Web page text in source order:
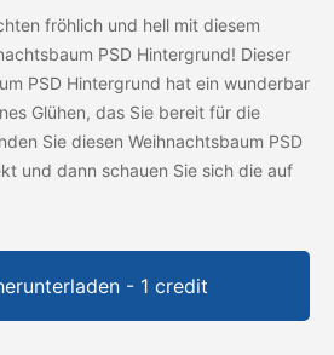
fröhlich und hell mit diesem
PSD Hintergrund! Dieser
PSD Hintergrund hat ein wunderbar
Glühen, das Sie bereit für die
Sie diesen Weihnachtsbaum PSD
und dann schauen Sie sich die auf
- 1 credit